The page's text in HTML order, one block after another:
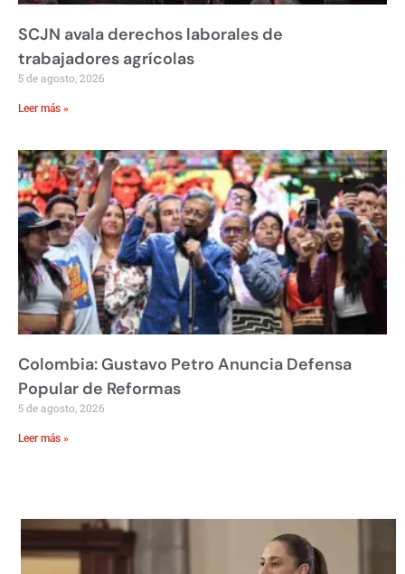
SCJN avala derechos laborales de
trabajadores agrícolas
5 de agosto, 2026
Leer más »
Colombia: Gustavo Petro Anuncia Defensa
Popular de Reformas
5 de agosto, 2026
Leer más »